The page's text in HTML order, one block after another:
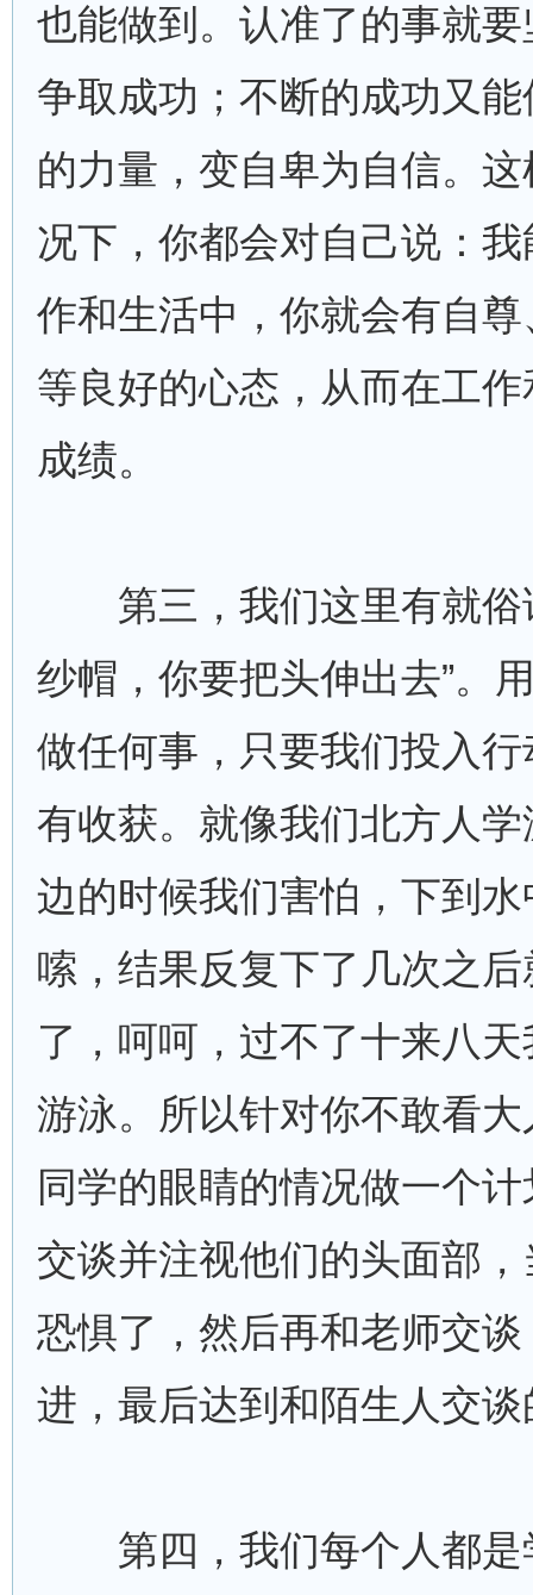
也能做到。认准了的事就
争取成功；不断的成功又
的力量，变自卑为自信。
况下，你都会对自己说：
作和生活中，你就会有自
等良好的心态，从而在工
成绩。
第三，我们这里有就俗
纱帽，你要把头伸出去”。
做任何事，只要我们投入
有收获。就像我们北方人
边的时候我们害怕，下到
嗦，结果反复下了几次之
了，呵呵，过不了十来八
游泳。所以针对你不敢看
同学的眼睛的情况做一个
交谈并注视他们的头面部
恐惧了，然后再和老师交
进，最后达到和陌生人交
第四，我们每个人都是